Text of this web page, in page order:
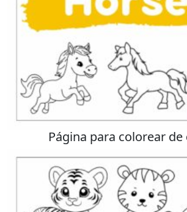
Página para colorear de